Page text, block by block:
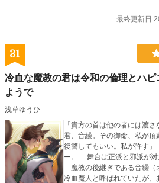
ハク、会えなかった分も思いっきり甘やかそう
｢絶対意識させてみせ……なでなできもちい……｣ おみみぴくぴく、
な笑顔になってしまう。 コハクの想いは届くのか?! わんこ騎士団長のラブ
コール大作戦、始動！ 幼いコハクの可愛いシーンも盛りだくさん、ちっちゃ
くて可愛いコハクも、大人になったかっこかわ
ください(❁ᴗ͈ˬᴗ͈) お気に入り いいね♡ 感想 めちゃめちゃ嬉しいです*.(๓´͈ ˘
`͈๓).*
最終更新日
31
冷血な魔教の君は令和の倫理とハ
ようで
浅草ゆうひ
「貴方の首は他の者には渡
君、音繰。その御命、私が
復讐してもいい。私が許す」 武侠、仙郷系中華ファンタジ
ー。 舞台は正派と邪派が対
魔教の後継ぎである音繰（
冷血魔人と呼ばれていたが、あ